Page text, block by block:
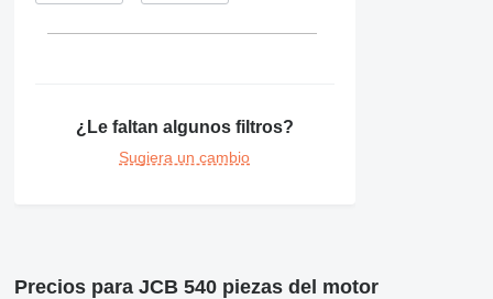
¿Le faltan algunos filtros?
Sugiera un cambio
Precios para JCB 540 piezas del motor